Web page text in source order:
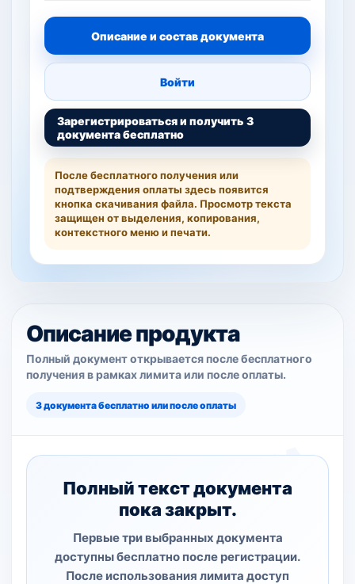
Описание и состав документа
Войти
Зарегистрироваться и получить 3
документа бесплатно
После бесплатного получения или
подтверждения оплаты здесь появится
кнопка скачивания файла. Просмотр текста
защищен от выделения, копирования,
контекстного меню и печати.
Описание продукта
Полный документ открывается после бесплатного
получения в рамках лимита или после оплаты.
3 документа бесплатно или после оплаты
Полный текст документа
пока закрыт.
Первые три выбранных документа
доступны бесплатно после регистрации.
После использования лимита доступ